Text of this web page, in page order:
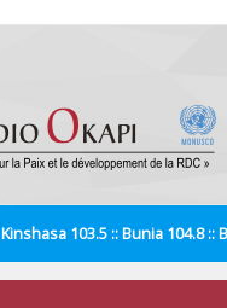
103.5 :: Bunia 104.8 ::